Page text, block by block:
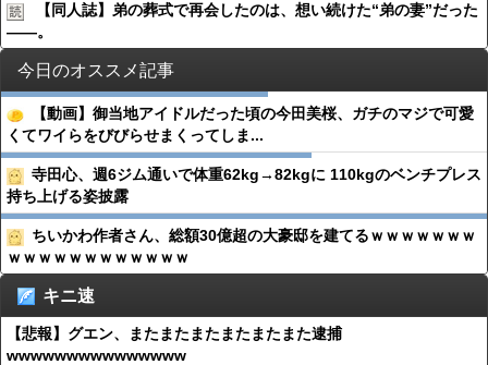
【同人誌】弟の葬式で再会したのは、想い続けた“弟の妻”だった
――。
今日のオススメ記事
【動画】御当地アイドルだった頃の今田美桜、ガチのマジで可愛
くてワイらをびびらせまくってしま...
寺田心、週6ジム通いで体重62kg→82kgに 110kgのベンチプレス
持ち上げる姿披露
ちいかわ作者さん、総額30億超の大豪邸を建てるｗｗｗｗｗｗｗ
ｗｗｗｗｗｗｗｗｗｗｗｗ
キニ速
【悲報】グエン、またまたまたまたまたまた逮捕
wwwwwwwwwwwwwww